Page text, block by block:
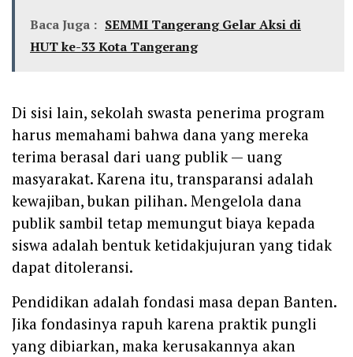
Baca Juga : SEMMI Tangerang Gelar Aksi di
HUT ke-33 Kota Tangerang
Di sisi lain, sekolah swasta penerima program
harus memahami bahwa dana yang mereka
terima berasal dari uang publik — uang
masyarakat. Karena itu, transparansi adalah
kewajiban, bukan pilihan. Mengelola dana
publik sambil tetap memungut biaya kepada
siswa adalah bentuk ketidakjujuran yang tidak
dapat ditoleransi.
Pendidikan adalah fondasi masa depan Banten.
Jika fondasinya rapuh karena praktik pungli
yang dibiarkan, maka kerusakannya akan